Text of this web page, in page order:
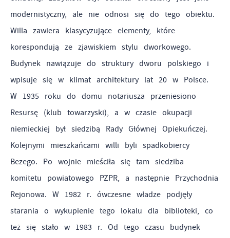
modernistyczny, ale nie odnosi się do tego obiektu.
Willa zawiera klasycyzujące elementy, które
korespondują ze zjawiskiem stylu dworkowego.
Budynek nawiązuje do struktury dworu polskiego i
wpisuje się w klimat architektury lat 20 w Polsce.
W 1935 roku do domu notariusza przeniesiono
Resursę (klub towarzyski), a w czasie okupacji
niemieckiej był siedzibą Rady Głównej Opiekuńczej.
Kolejnymi mieszkańcami willi byli spadkobiercy
Bezego. Po wojnie mieściła się tam siedziba
komitetu powiatowego PZPR, a następnie Przychodnia
Rejonowa. W 1982 r. ówczesne władze podjęły
starania o wykupienie tego lokalu dla biblioteki, co
też się stało w 1983 r. Od tego czasu budynek
Dane pozwalają nam na ocenę naszych serwisów
internetowych pod względem ich popularności wśród
użytkowników. Zgromadzone informacje są przetwarzane w
formie zanonimizowanej. Wyrażenie zgody na analityczne
pliki cookies gwarantuje dostępność wszystkich
funkcjonalności.
Reklamowe
najciekawsze informacje i aktualności na stronach naszych
partnerów.
Promocyjne pliki cookies służą do prezentowania Ci
naszych komunikatów na podstawie analizy Twoich
upodobań oraz Twoich zwyczajów dotyczących przeglądanej
witryny internetowej. Treści promocyjne mogą pojawić się
na stronach podmiotów trzecich lub firm będących naszymi
w charakterze pośredników prezentujących nasze treści w
postaci wiadomości, ofert, komunikatów mediów
społecznościowych.